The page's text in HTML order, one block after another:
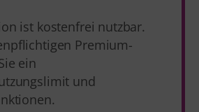
ist kostenfrei nutzbar.
Premium-
ein
und